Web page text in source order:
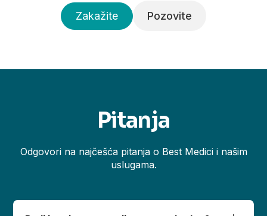
Zakažite Pozovite
Pitanja
Odgovori na najčešća pitanja o Best Medici i našim
uslugama.